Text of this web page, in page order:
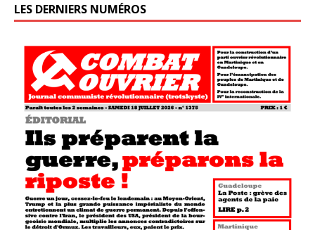
LES DERNIERS NUMÉROS